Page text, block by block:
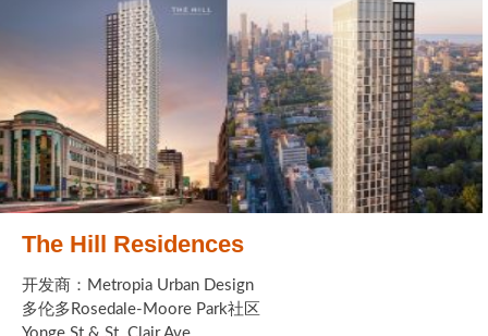
The Hill Residences
开发商：Metropia Urban Design
多伦多Rosedale-Moore Park社区